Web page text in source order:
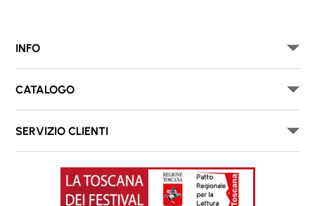
INFO
CATALOGO
SERVIZIO CLIENTI